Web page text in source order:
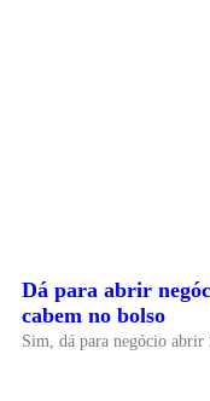
Dá para abrir
cabem no bolso
Sim, dá para negócio abrir